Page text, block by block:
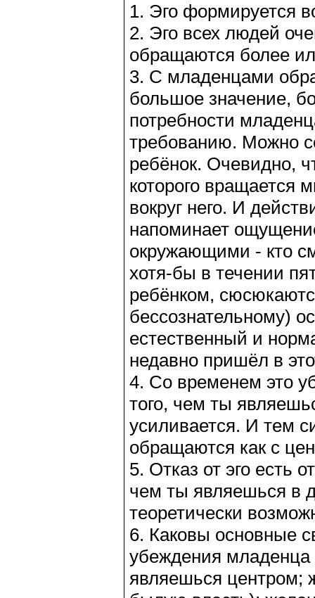
1. Эго формируется
2. Эго всех людей
обращаются более
3. С младенцами
большое значение,
потребности
требованию. Можно
ребёнок. Очевидно,
которого вращается
вокруг него. И
напоминает
окружающими - кто
хотя-бы в течении
ребёнком,
бессознательному)
естественный и
недавно пришёл в
4. Со временем это
того, чем ты
усиливается. И тем
обращаются как с
5. Отказ от эго есть
чем ты являешься в
теоретически
6. Каковы основные
убеждения младенца
являешься центром;